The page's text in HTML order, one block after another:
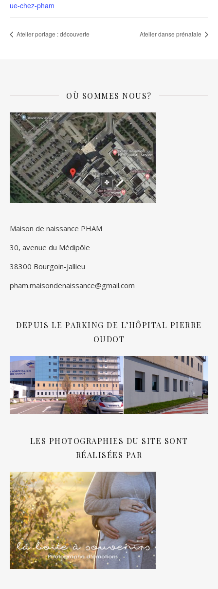
ue-chez-pham
Atelier portage : découverte Atelier danse prénatale
OÙ SOMMES NOUS?
Maison de naissance PHAM
30, avenue du Médipôle
38300 Bourgoin-Jallieu
pham.maisondenaissance@gmail.com
DEPUIS LE PARKING DE L’HÔPITAL PIERRE
OUDOT
LES PHOTOGRAPHIES DU SITE SONT
RÉALISÉES PAR